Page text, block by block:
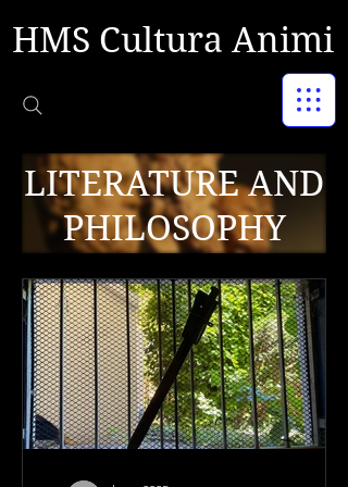
HMS Cultura Animi
LITERATURE AND
PHILOSOPHY